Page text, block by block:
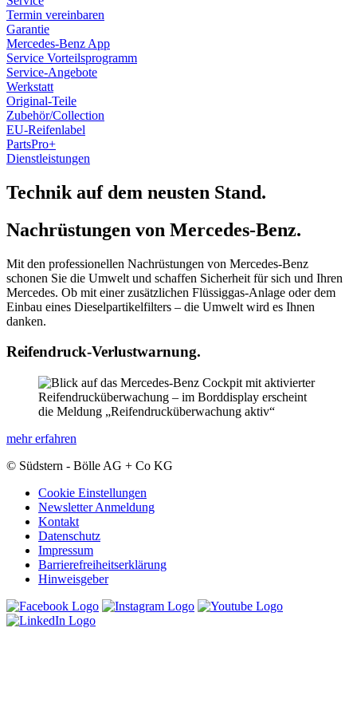
Sollten Sie uns bzgl. Ihrer Einwilligung kontaktieren,
geben Sie Ihre Einwilligungs-ID und das Datum an, wenn
Sie uns bezüglich Ihrer Einwilligung kontaktieren. Ihre
Einwilligung trifft auf die folgenden Domains zu:
karriere.suedstern-boelle.de
Termin vereinbaren
Garantie
Mercedes-Benz App
Service Vorteilsprogramm
Service-Angebote
Werkstatt
Original-Teile
Zubehör/Collection
EU-Reifenlabel
PartsPro+
Dienstleistungen
Technik auf dem neusten Stand.
Nachrüstungen von Mercedes-Benz.
Mit den professionellen Nachrüstungen von Mercedes-Benz
schonen Sie die Umwelt und schaffen Sicherheit für sich und Ihren
Mercedes. Ob mit einer zusätzlichen Flüssiggas-Anlage oder dem
Einbau eines Dieselpartikelfilters – die Umwelt wird es Ihnen
danken.
Reifendruck-Verlustwarnung.
mehr erfahren
© Südstern - Bölle AG + Co KG
Cookie Einstellungen
Newsletter Anmeldung
Kontakt
Datenschutz
Impressum
Barrierefreiheitserklärung
Hinweisgeber